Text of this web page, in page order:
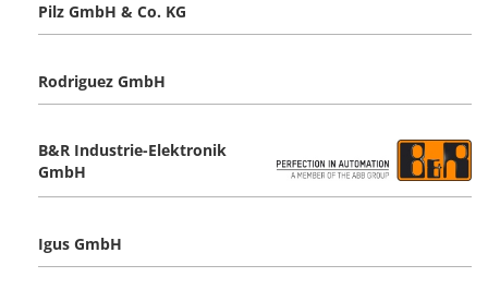
Pilz GmbH & Co. KG
Rodriguez GmbH
B&R Industrie-Elektronik
GmbH
Igus GmbH